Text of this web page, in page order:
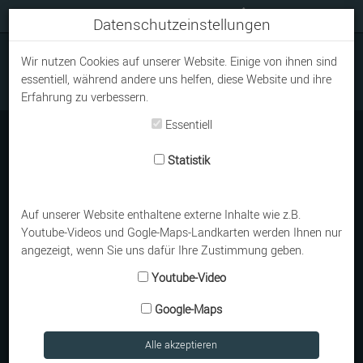
Was kostet ein Grabstein?
wenn man hier einenschönen Grabsteingefunden
hat.
Ich habe bei der Beantwortung immer das Problem,
keine Lagersteine sind, sondern tatsächlich auf dem
Friedhof stehen. Sie würden es sicher auch komisch
finden, wenn ich öffentlich scheibe, was Sie für ihren
Datenschutzeinstellungen
Wir nutzen Cookies auf unserer Website. Einige von ihnen sind
essentiell, während andere uns helfen, diese Website und ihre
Erfahrung zu verbessern.
Essentiell
Statistik
Auf unserer Website enthaltene externe Inhalte wie z.B.
Youtube-Videos und Gogle-Maps-Landkarten werden Ihnen nur
angezeigt, wenn Sie uns dafür Ihre Zustimmung geben.
Youtube-Video
Google-Maps
Alle akzeptieren